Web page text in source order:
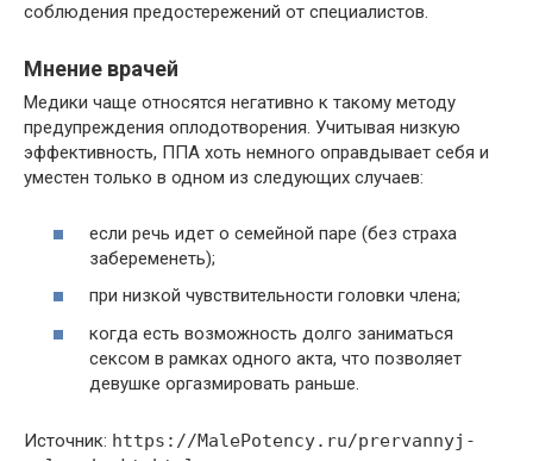
соблюдения предостережений от специалистов.
Мнение врачей
Медики чаще относятся негативно к такому методу
предупреждения оплодотворения. Учитывая низкую
эффективность, ППА хоть немного оправдывает себя и
уместен только в одном из следующих случаев:
если речь идет о семейной паре (без страха
забеременеть);
при низкой чувствительности головки члена;
когда есть возможность долго заниматься
сексом в рамках одного акта, что позволяет
девушке оргазмировать раньше.
Источник: https://MalePotency.ru/prervannyj-